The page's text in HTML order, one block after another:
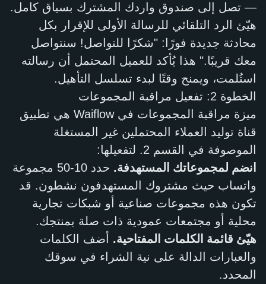
— تصل إلى صندوق واردك المشترك بسياق كامل.
هيّئ الرد التلقائي للرسالة الأولى للإقرار بكل
محادثة جديدة فورًا: "شكرًا للتواصل! سنتواصل
معك قريبًا." هذا يُأكد للعميل المحتمل أن رسالته
استُلمت، ويمنح وقتًا لبدء تسلسل التأهيل.
الخطوة 2: تفعيل مراقبة المجموعات
ميزة مراقبة المجموعات في Waiflow هي تطبيق
قناة توليد العملاء المحتملين غير المستغلة
الموصوفة في القسم 2. لتفعيلها:
انضم لمجموعاتك المستهدفة.
حدد 10-50 مجموعة
واتساب حيث مشتروك المستهدفون نشطون. قد
تكون هذه مجموعات صناعية أو شبكات تجارية
محلية أو مجتمعات عمودية ذات صلة بمنتجك.
هيّئ قائمة الكلمات المفتاحية. أضف الكلمات
والعبارات الدالة على نية الشراء في سوقك
المحدد.